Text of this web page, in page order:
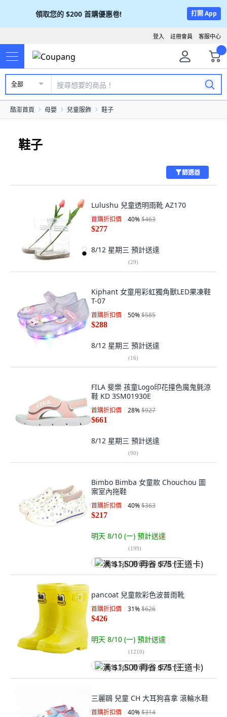
領取您的 $200 首購優惠卷! 打開 App
客服中心
註冊會員
登入
全部
酷澎首頁 母嬰 兒童服飾 鞋子
鞋子
篩選器
Lulushu 兒童透明雨靴 AZ170
首購折扣價 40%$463
$277
8/12 星期三 預計送達
(29)
Kiphant 女童用彩虹獨角獸LED果凍鞋
T-07
首購折扣價 50%$585
$288
8/12 星期三 預計送達
(16)
FILA 斐樂 孩童Logo印花撞色魔鬼氈涼
鞋 KD 3SM01930E
首購折扣價 28%$927
$661
8/12 星期三 預計送達
(90)
Bimbo Bimba 女童款 Chouchou 圖
案室內拖鞋
首購折扣價 40%$363
$217
明天 8/10 (一) 預計送達
(199)
满 $1,500 再省 $75 (王道卡)
pancoat 兒童款彩色波普雨靴
首購折扣價 31%$626
$426
明天 8/10 (一) 預計送達
(1210)
满 $1,500 再省 $75 (王道卡)
三麗鷗 兒童 CH 大耳狗喜拿 滾輪水鞋
首購折扣價 40%$314